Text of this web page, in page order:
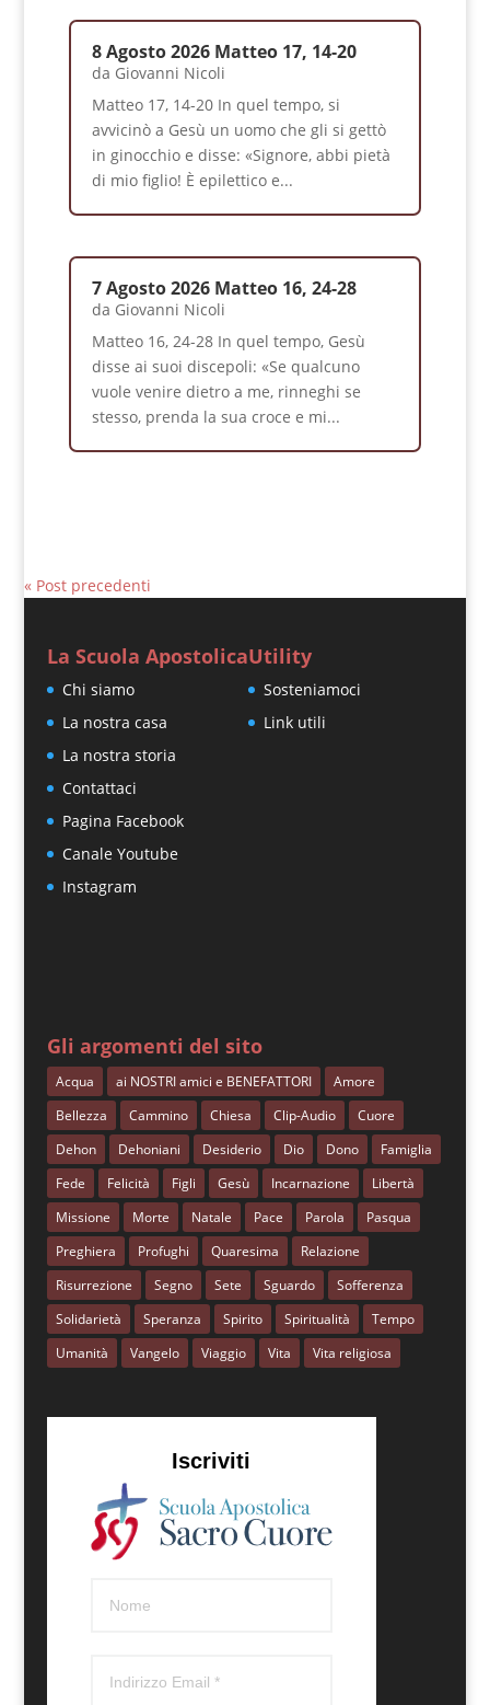
8 Agosto 2026 Matteo 17, 14-20
da Giovanni Nicoli
Matteo 17, 14-20 In quel tempo, si
avvicinò a Gesù un uomo che gli si gettò
in ginocchio e disse: «Signore, abbi pietà
di mio figlio! È epilettico e...
7 Agosto 2026 Matteo 16, 24-28
da Giovanni Nicoli
Matteo 16, 24-28 In quel tempo, Gesù
disse ai suoi discepoli: «Se qualcuno
vuole venire dietro a me, rinneghi se
stesso, prenda la sua croce e mi...
« Post precedenti
La Scuola Apostolica
Chi siamo
La nostra casa
La nostra storia
Contattaci
Pagina Facebook
Canale Youtube
Instagram
Utility
Sosteniamoci
Link utili
Gli argomenti del sito
Acqua ai NOSTRI amici e BENEFATTORI
Amore
Bellezza
Cammino Chiesa Clip-Audio
Cuore
Dehon
Dehoniani Desiderio Dio Dono
Famiglia
Fede
Felicità Figli Gesù Incarnazione
Libertà
Missione
Morte Natale Pace Parola
Pasqua
Preghiera
Profughi Quaresima
Relazione
Risurrezione
Segno Sete Sguardo
Sofferenza
Solidarietà
Speranza Spirito Spiritualità
Tempo
Umanità
Vangelo Viaggio Vita Vita religiosa
Iscriviti